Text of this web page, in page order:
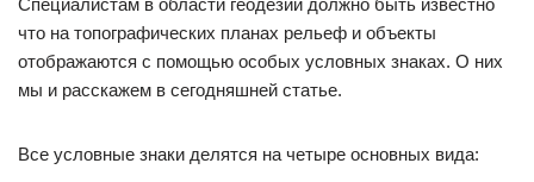
что на топографических планах рельеф и объекты
отображаются с помощью особых условных знаках. О них
мы и расскажем в сегодняшней статье.
Все условные знаки делятся на четыре основных вида: